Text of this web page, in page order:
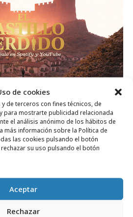
de cookies
de terceros con fines técnicos, de
para mostrarte publicidad relacionada
el análisis anónimo de los hábitos de
más información sobre la Política de
las cookies pulsando el botón
su uso pulsando el botón
Aceptar
Rechazar
serie de ficción
de Navarra